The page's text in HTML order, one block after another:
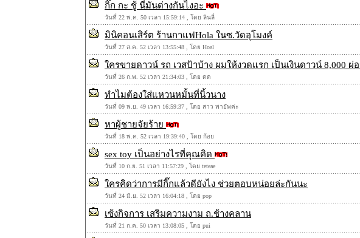
กิ๊ก กะ ชู้ นี่มันต่างกันไงอะ
วันที่ 22 พ.ค. 50 เวลา 15:59:14 , โดย ลินลี่
มินิคอนเสิร์ต ร้านกาแฟHola ในซ.วัดอุโมงค์
วันที่ 27 ส.ค. 52 เวลา 13:55:48 , โดย Hoal
ใครขายดาวน์ รถ เวสป้าบ้าง ผมให้งวดแรก เป็นเงินดาวน์ 8,000
วันที่ 26 ก.พ. 52 เวลา 21:34:03 , โดย ดด
ทำไมต้องใส่แหวนหมั้นที่นิ้วนาง
วันที่ 09 พ.ย. 49 เวลา 16:59:37 , โดย สาว พายัพค่ะ
หาผู้ชายจัยร้าย
วันที่ 18 พ.ค. 52 เวลา 19:39:40 , โดย ก้อย
sex toy เป็นอย่างไรที่คุณคิด
วันที่ 10 ก.ย. 51 เวลา 11:57:29 , โดย teteae
ใครคิดว่าการมีกิ๊กแล้วดียังไง ช่วยตอบหน่อยล่ะกันนะ
วันที่ 24 มิ.ย. 52 เวลา 16:04:18 , โดย pop
เซ้งกิจการ เสริมความงาม ถ.ช้างคลาน
วันที่ 21 ก.ค. 50 เวลา 13:08:05 , โดย pui